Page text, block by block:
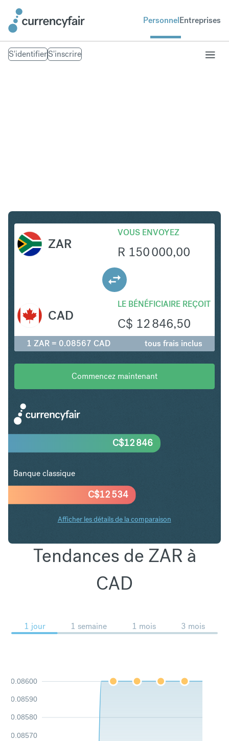
PersonnelEntreprises
S'identifierS'inscrire
ZAR
VOUS ENVOYEZ
R 150 000,00
LE BÉNÉFICIAIRE REÇOIT
C$ 12 846,50
CAD
1 ZAR = 0.08567 CAD tous frais inclus
Commencez maintenant
C$12 534
C$12 846
Banque classique
Afficher les détails de la comparaison
Tendances de ZAR à
CAD
1 jour 1 semaine 1 mois 3 mois
0.08570
0.08580
0.08590
0.08600